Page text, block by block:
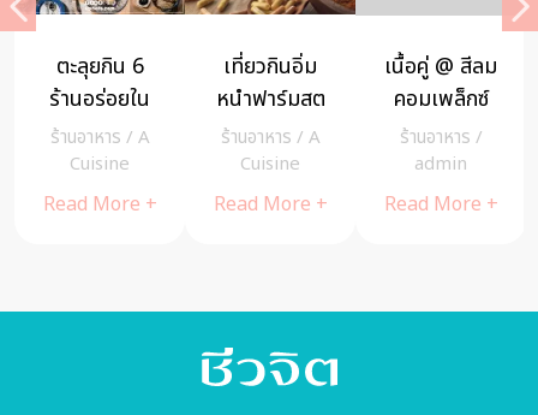
ลิ้มลองอาหาร
สไตล์อีสต์
เอเชียและ
ยุโรป กับ
บรรยากาศ
Clips/ A
Cuisine
Read More +
เล่าเรื่องจีน
ชิมอาหาร
ฮ่องเต้และเมนู
สุขภาพกับ
จิตรา ก่อนันท
ร้านอาหาร / A
Cuisine
Read More +
ร้าน Guss
Damn Good
ไอศกรีมอร่อย
ระดับพรีเมียม
สไตล์อเมริกัน
ร้านอาหาร/A
Cuisine
Read More +